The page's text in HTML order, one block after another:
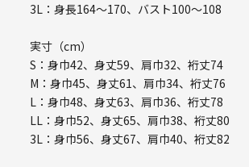
3L：身長164～170、バスト100～108
実寸（cm）
S：身巾42、身丈59、肩巾32、裄丈74
M：身巾45、身丈61、肩巾34、裄丈76
L：身巾48、身丈63、肩巾36、裄丈78
LL：身巾52、身丈65、肩巾38、裄丈80
3L：身巾56、身丈67、肩巾40、裄丈82